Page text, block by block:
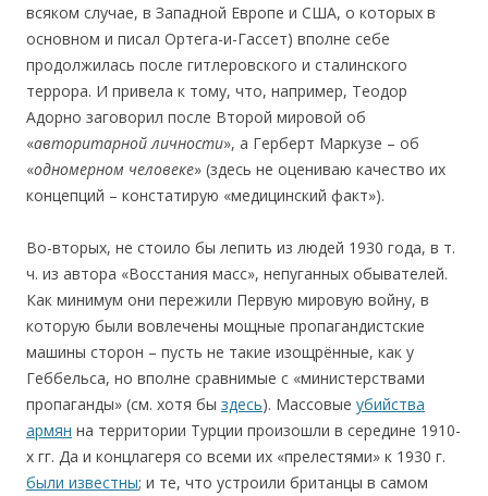
всяком случае, в Западной Европе и США, о которых в
основном и писал Ортега-и-Гассет) вполне себе
продолжилась после гитлеровского и сталинского
террора. И привела к тому, что, например, Теодор
Адорно заговорил после Второй мировой об
«авторитарной личности», а Герберт Маркузе – об
«одномерном человеке» (здесь не оцениваю качество их
концепций – констатирую «медицинский факт»).
Во-вторых, не стоило бы лепить из людей 1930 года, в т.
ч. из автора «Восстания масс», непуганных обывателей.
Как минимум они пережили Первую мировую войну, в
которую были вовлечены мощные пропагандистские
машины сторон – пусть не такие изощрённые, как у
Геббельса, но вполне сравнимые с «министерствами
пропаганды» (см. хотя бы здесь). Массовые убийства
армян на территории Турции произошли в середине 1910-
х гг. Да и концлагеря со всеми их «прелестями» к 1930 г.
были известны; и те, что устроили британцы в самом